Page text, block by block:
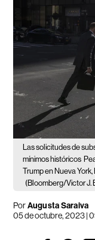
Las solicitudes de
mínimos históricos
Trump en Nueva
(Bloomberg/Victor J.
PorAugusta Saraiva
05 de octubre, 2023 |